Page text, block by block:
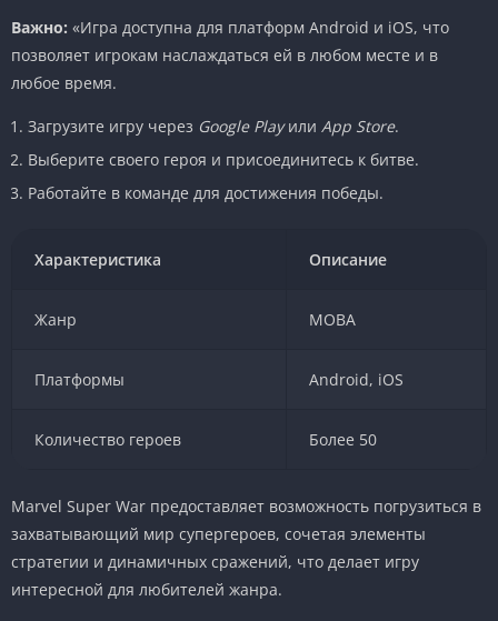
Важно: «Игра доступна для платформ Android и iOS, что
позволяет игрокам наслаждаться ей в любом месте и в
любое время.
Загрузите игру через Google Playили App Store.
Выберите своего героя и присоединитесь к битве.
Работайте в команде для достижения победы.
Характеристика Описание
Жанр MOBA
Платформы Android, iOS
Количество героев Более 50
Marvel Super War предоставляет возможность погрузиться в
захватывающий мир супергероев, сочетая элементы
стратегии и динамичных сражений, что делает игру
интересной для любителей жанра.